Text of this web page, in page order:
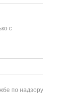
с
по надзору